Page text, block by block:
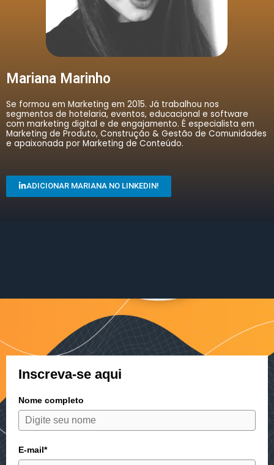
Mariana Marinho
Se formou em Marketing em 2015. Já trabalhou nos
segmentos de hotelaria, eventos, educacional e software
com marketing digital e de engajamento. É especialista em
Marketing de Produto, Construção & Gestão de Comunidades
e apaixonada por Marketing de Conteúdo.
ADICIONAR MARIANA NO LINKEDIN!
Inscreva-se aqui
Nome completo
E-mail*